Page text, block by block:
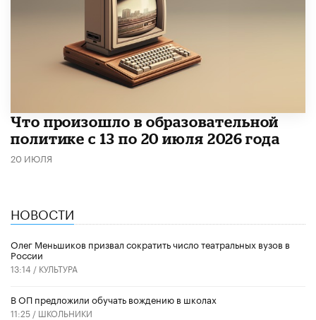
Что произошло в образовательной
политике с 13 по 20 июля 2026 года
20 ИЮЛЯ
НОВОСТИ
Олег Меньшиков призвал сократить число театральных вузов в
России
13:14 / КУЛЬТУРА
В ОП предложили обучать вождению в школах
11:25 / ШКОЛЬНИКИ